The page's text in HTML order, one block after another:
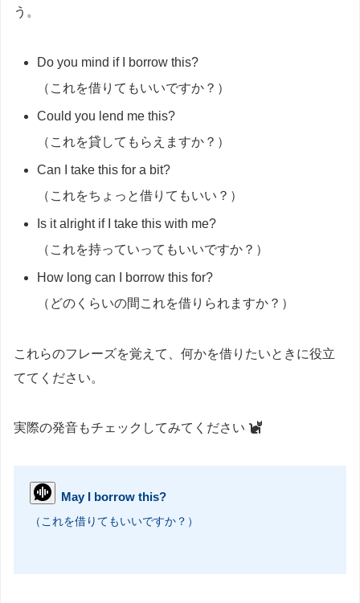
う。
Do you mind if I borrow this?
（これを借りてもいいですか？）
Could you lend me this?
（これを貸してもらえますか？）
Can I take this for a bit?
（これをちょっと借りてもいい？）
Is it alright if I take this with me?
（これを持っていってもいいですか？）
How long can I borrow this for?
（どのくらいの間これを借りられますか？）
これらのフレーズを覚えて、何かを借りたいときに役立
ててください。
実際の発音もチェックしてみてください
May I borrow this?
（これを借りてもいいですか？）